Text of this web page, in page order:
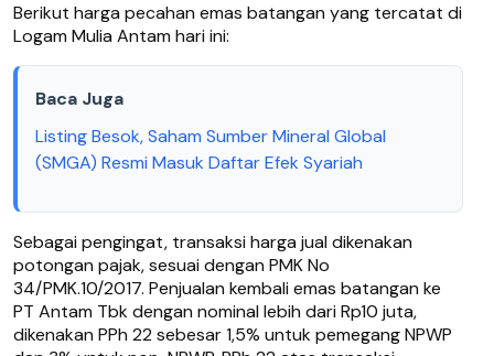
Berikut harga pecahan emas batangan yang tercatat di
Logam Mulia Antam hari ini:
Baca Juga
Listing Besok, Saham Sumber Mineral Global
(SMGA) Resmi Masuk Daftar Efek Syariah
Sebagai pengingat, transaksi harga jual dikenakan
potongan pajak, sesuai dengan PMK No
34/PMK.10/2017. Penjualan kembali emas batangan ke
PT Antam Tbk dengan nominal lebih dari Rp10 juta,
dikenakan PPh 22 sebesar 1,5% untuk pemegang NPWP